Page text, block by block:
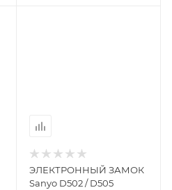
ЭЛЕКТРОННЫЙ ЗАМОК
Sanyo D502 / D505